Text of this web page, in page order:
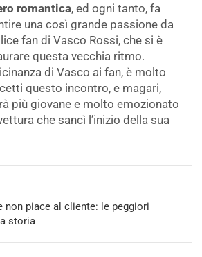
romantica, ed ogni tanto, fa
una così grande passione da
fan di Vasco Rossi, che si è
questa vecchia ritmo.
di Vasco ai fan, è molto
questo incontro, e magari,
più giovane e molto emozionato
che sancì l’inizio della sua
non piace al cliente: le peggiori
storia